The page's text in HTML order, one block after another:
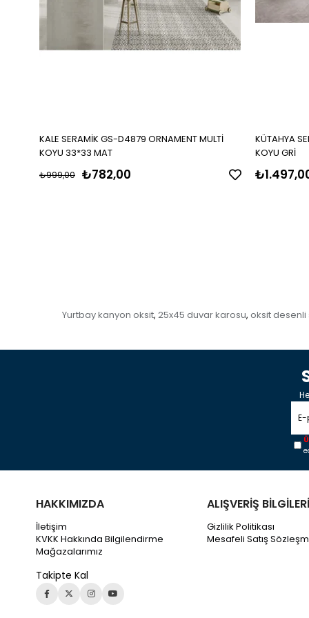
KALE SERAMİK GS-D4879 ORNAMENT MULTİ
KOYU 33*33 MAT
₺782,00
₺999,00
KÜTAHYA
KOYU GRİ
Yurtbay kanyon oksit, 25x45 duvar karosu, oksit
HAKKIMIZDA
İletişim
KVKK Hakkında Bilgilendirme
Mağazalarımız
Takipte Kal
ALIŞVERİŞ BİLGİLERİ
Gizlilik Politikası
Mesafeli Satış